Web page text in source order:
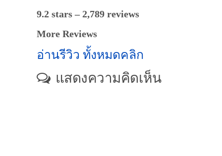
9.2 stars – 2,789 reviews
More Reviews
อ่านรีวิว ทั้งหมดคลิก
แสดงความคิดเห็น